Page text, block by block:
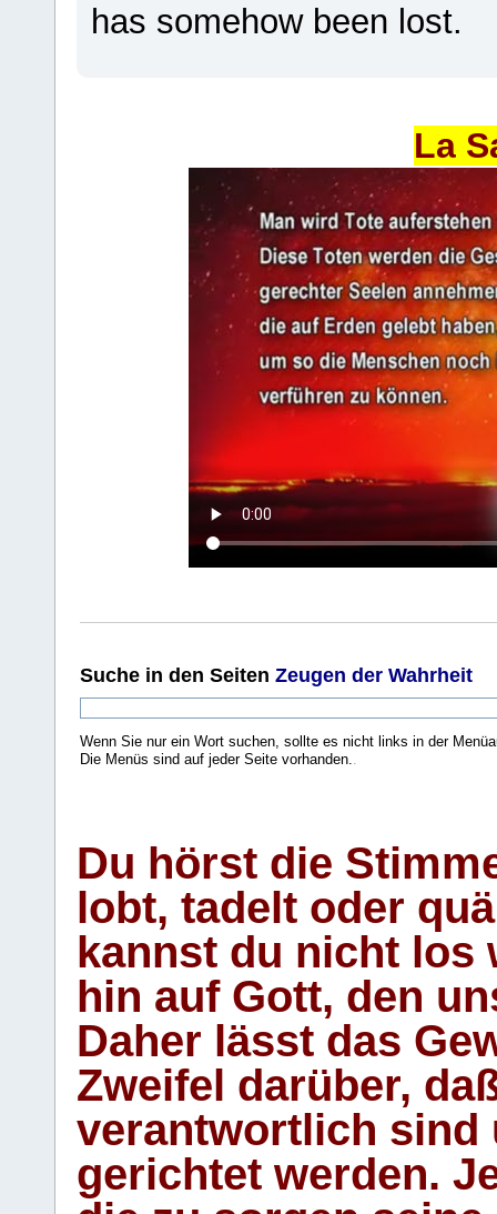
has somehow been lost.
La
Suche in den Seiten Zeugen der Wahrheit
Wenn Sie nur ein Wort suchen, sollte es nicht links in der
Die Menüs sind auf jeder Seite vorhanden..
Du hörst die
lobt, tadelt oder
kannst du nicht los
hin auf Gott, den
Daher lässt das
Zweifel darüber,
verantwortlich sind
gerichtet werden.